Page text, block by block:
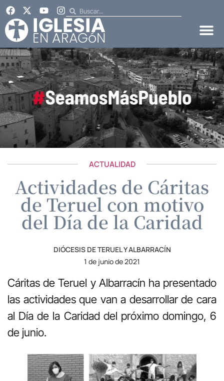
ACTUALIDAD
Actividades de Cáritas
de Teruel con motivo
del Día de la Caridad
DIÓCESIS DE TERUEL Y ALBARRACÍN
1 de junio de 2021
Cáritas de Teruel y Albarracín ha presentado
las actividades que van a desarrollar de cara
al Día de la Caridad del próximo domingo, 6
de junio.